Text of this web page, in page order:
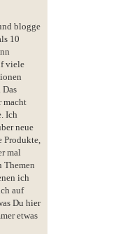
blogge
10
viele
macht
Ich
neue
Produkte,
mal
Themen
ich
auf
Du hier
etwas